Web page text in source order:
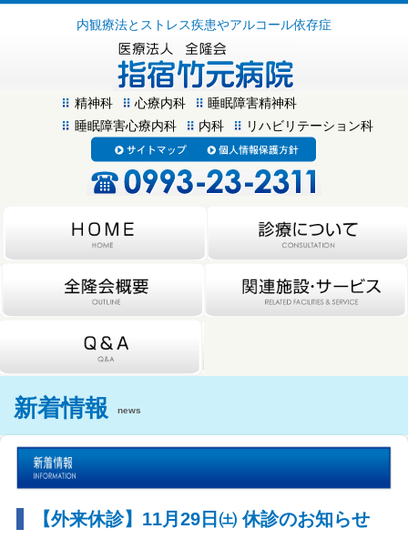
内観療法とストレス疾患やアルコール依存症
精神科 心療内科
睡眠障害精神科
睡眠障害心療内科
内科 リハビリテーション科
新着情報 news
【外来休診】11月29日㈯ 休診のお知らせ